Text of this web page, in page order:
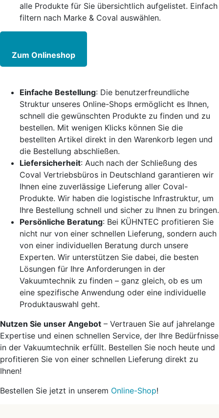
alle Produkte für Sie übersichtlich aufgelistet. Einfach
filtern nach Marke & Coval auswählen.
Zum Onlineshop
Einfache Bestellung: Die benutzerfreundliche
Struktur unseres Online-Shops ermöglicht es Ihnen,
schnell die gewünschten Produkte zu finden und zu
bestellen. Mit wenigen Klicks können Sie die
bestellten Artikel direkt in den Warenkorb legen und
die Bestellung abschließen.
Liefersicherheit: Auch nach der Schließung des
Coval Vertriebsbüros in Deutschland garantieren wir
Ihnen eine zuverlässige Lieferung aller Coval-
Produkte. Wir haben die logistische Infrastruktur, um
Ihre Bestellung schnell und sicher zu Ihnen zu bringen.
Persönliche Beratung: Bei KÜHNTEC profitieren Sie
nicht nur von einer schnellen Lieferung, sondern auch
von einer individuellen Beratung durch unsere
Experten. Wir unterstützen Sie dabei, die besten
Lösungen für Ihre Anforderungen in der
Vakuumtechnik zu finden – ganz gleich, ob es um
eine spezifische Anwendung oder eine individuelle
Produktauswahl geht.
Nutzen Sie unser Angebot – Vertrauen Sie auf jahrelange
Expertise und einen schnellen Service, der Ihre Bedürfnisse
in der Vakuumtechnik erfüllt. Bestellen Sie noch heute und
profitieren Sie von einer schnellen Lieferung direkt zu
Ihnen!
Bestellen Sie jetzt in unserem Online-Shop!